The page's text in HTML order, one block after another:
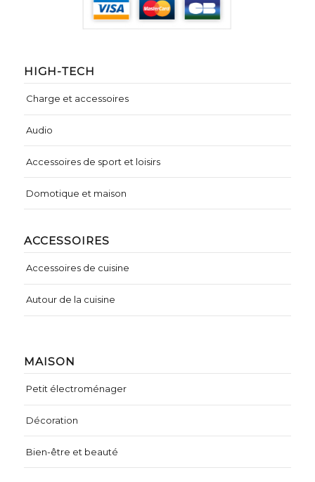
MAISON
Petit électroménager
Décoration
Bien-être et beauté
HIGH-TECH
Charge et accessoires
Audio
Accessoires de sport et loisirs
Domotique et maison
ACCESSOIRES
Accessoires de cuisine
Autour de la cuisine